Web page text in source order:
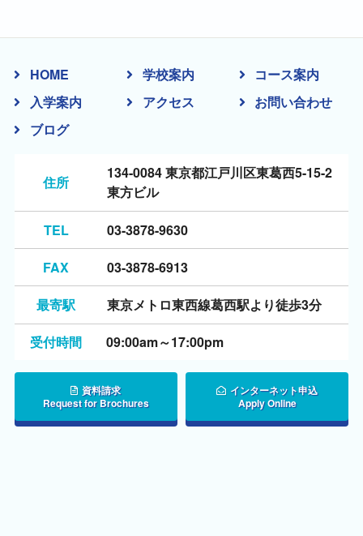
HOME 学校案内
コース案内
入学案内
アクセス
お問い合わせ
ブログ
住所
134-0084 東京都江戸川区東葛西5-15-2
東方ビル
TEL
03-3878-9630
FAX
03-3878-6913
最寄駅
東京メトロ東西線葛西駅より徒歩3分
受付時間
09:00am～17:00pm
資料請求
Request for Brochures
インターネット申込
Apply Online